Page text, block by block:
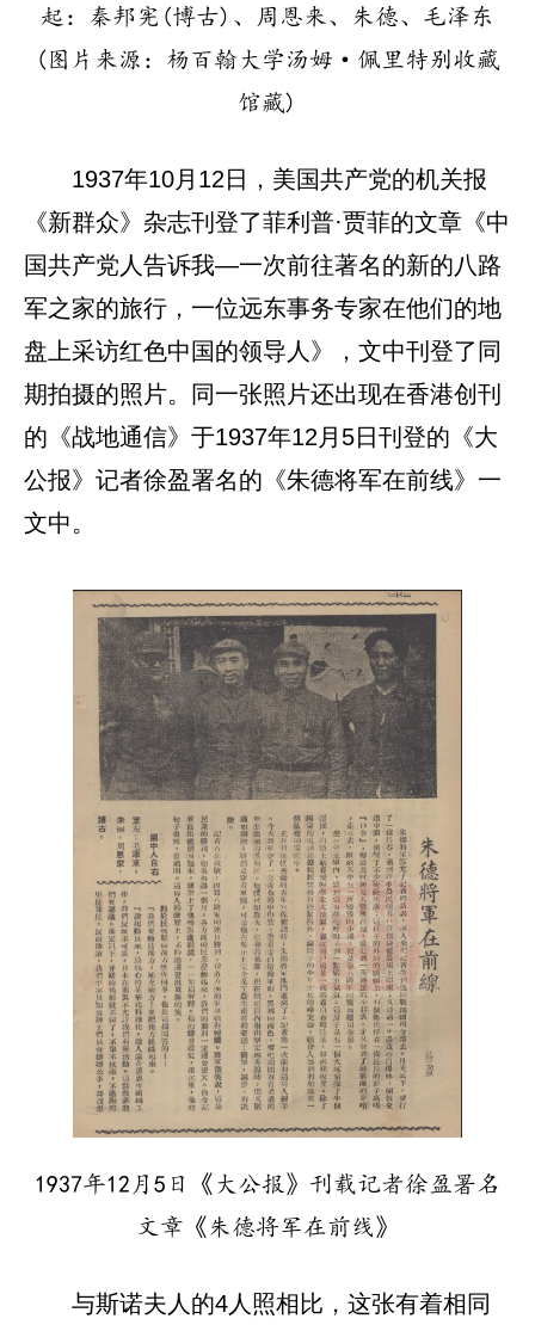
起：秦邦宪(博古)、周恩来、朱德、毛泽东
(图片来源：杨百翰大学汤姆·佩里特别收藏
馆藏)
1937年10月12日，美国共产党的机关报
《新群众》杂志刊登了菲利普·贾菲的文章《中
国共产党人告诉我—一次前往著名的新的八路
军之家的旅行，一位远东事务专家在他们的地
盘上采访红色中国的领导人》，文中刊登了同
期拍摄的照片。同一张照片还出现在香港创刊
的《战地通信》于1937年12月5日刊登的《大
公报》记者徐盈署名的《朱德将军在前线》一
文中。
1937年12月5日《大公报》刊载记者徐盈署名
文章《朱德将军在前线》
与斯诺夫人的4人照相比，这张有着相同